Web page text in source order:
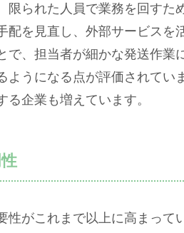
限られた人員で業務を回すた
配を見直し、外部サービスを
で、担当者が細かな発送作業
ようになる点が評価されてい
企業も増えています。
性がこれまで以上に高まって